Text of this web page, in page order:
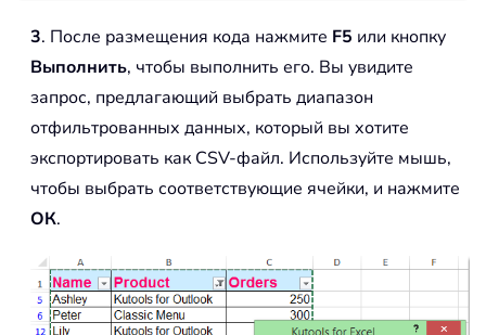
3. После размещения кода нажмите F5 или кнопку
Выполнить, чтобы выполнить его. Вы увидите
запрос, предлагающий выбрать диапазон
отфильтрованных данных, который вы хотите
экспортировать как CSV-файл. Используйте мышь,
чтобы выбрать соответствующие ячейки, и нажмите
ОК.